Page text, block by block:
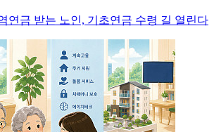
연금 받는 노인, 기초연금 수령 길 열린다